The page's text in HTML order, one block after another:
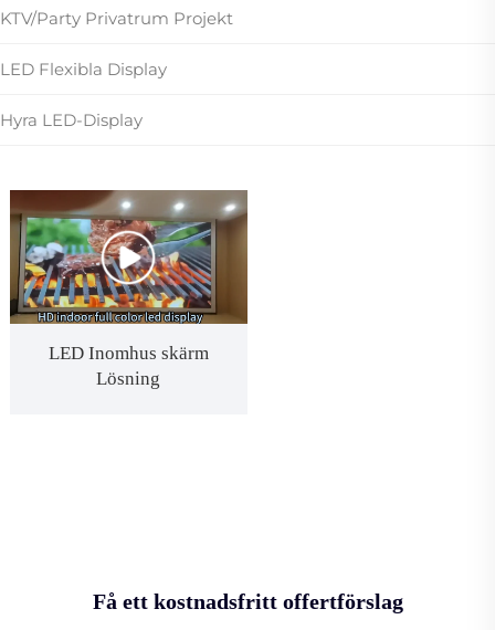
KTV/Party Privatrum Projekt
LED Flexibla Display
Hyra LED-Display
LED Inomhus skärm
Lösning
Få ett kostnadsfritt offertförslag